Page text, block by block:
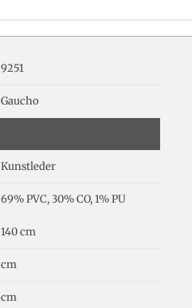
9251
Gaucho
Kunstleder
69% PVC, 30% CO, 1% PU
140 cm
cm
cm